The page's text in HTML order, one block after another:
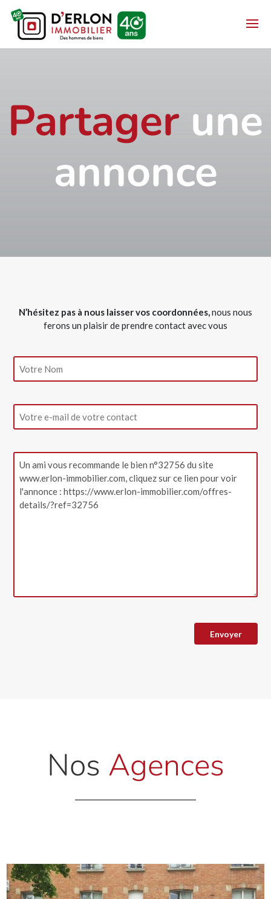
Partagerune
annonce
N’hésitez pas à nous laisser vos coordonnées,nous nous
ferons un plaisir de prendre contact avec vous
Nos Agences